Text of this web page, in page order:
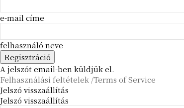
e-mail címe
felhasználó neve
A jelszót email-ben küldjük el.
Felhasználási feltételek /Terms of Service
Jelszó visszaállítás
Jelszó visszaállítás